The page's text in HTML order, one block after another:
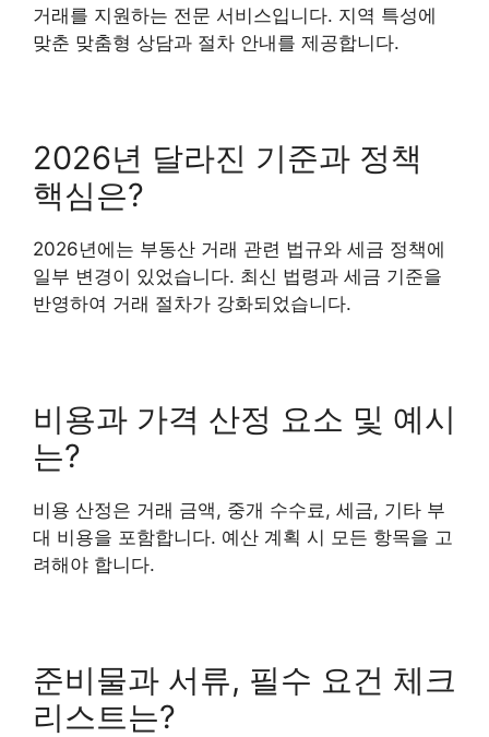
거래를 지원하는 전문 서비스입니다. 지역 특성에
맞춘 맞춤형 상담과 절차 안내를 제공합니다.
2026년 달라진 기준과 정책
핵심은?
2026년에는 부동산 거래 관련 법규와 세금 정책에
일부 변경이 있었습니다. 최신 법령과 세금 기준을
반영하여 거래 절차가 강화되었습니다.
비용과 가격 산정 요소 및 예시
는?
비용 산정은 거래 금액, 중개 수수료, 세금, 기타 부
대 비용을 포함합니다. 예산 계획 시 모든 항목을 고
려해야 합니다.
준비물과 서류, 필수 요건 체크
리스트는?